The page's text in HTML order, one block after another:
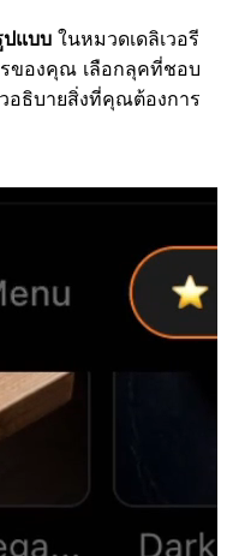
แบบ ในหมวดเดลิเวอรี
ของคุณ เลือกลุคที่ชอบ
อธิบายสิ่งที่คุณต้องการ